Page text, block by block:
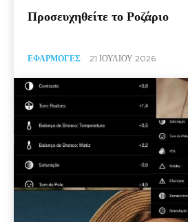
Προσευχηθείτε το Ροζάριο
ΕΦΑΡΜΟΓΈΣ 21 ΙΟΥΛΊΟΥ 2026